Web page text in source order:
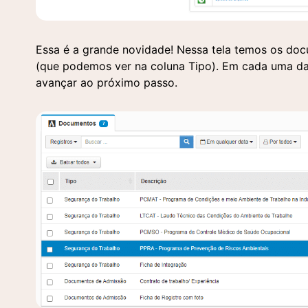
Essa é a grande novidade! Nessa tela temos os
(que podemos ver na coluna Tipo). Em cada uma
avançar ao próximo passo.